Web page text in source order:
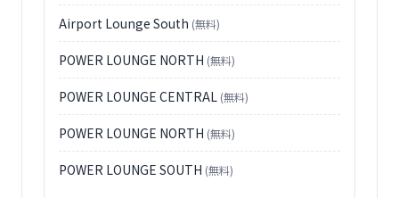
Airport Lounge South (無料)
POWER LOUNGE NORTH (無料)
POWER LOUNGE CENTRAL (無料)
POWER LOUNGE NORTH (無料)
POWER LOUNGE SOUTH (無料)